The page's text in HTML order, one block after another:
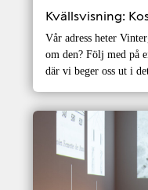
Kvällsvisning:
Vår adress heter
om den? Följ med på
där vi beger oss ut i